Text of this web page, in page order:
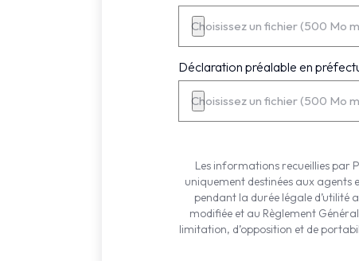
Choisissez un fichier (500 Mo
Déclaration préalable en
Choisissez un fichier (500 Mo
Les informations recueillies par
uniquement destinées aux agents
pendant la durée légale
modifiée et au Règlement
limitation, d’opposition et de